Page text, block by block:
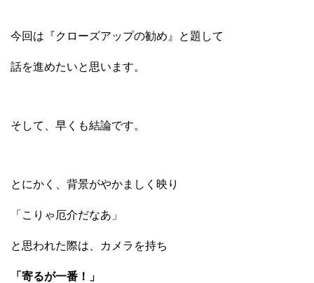
今回は『クローズアップの勧め』と題して
話を進めたいと思います。
そして、早くも結論です。
とにかく、背景がやかましく映り
「こりゃ厄介だなあ」
と思われた際は、カメラを持ち
「寄るが一番！」